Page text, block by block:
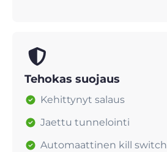
Tehokas suojaus
Kehittynyt salaus
Jaettu tunnelointi
Automaattinen kill switch